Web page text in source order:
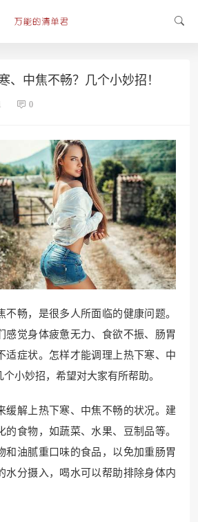
、中焦不畅？几个小妙招！
0
不畅，是很多人所面临的健康问题。
感觉身体疲惫无力、食欲不振、肠胃
适症状。怎样才能调理上热下寒、中
小妙招，希望对大家有所帮助。
缓解上热下寒、中焦不畅的状况。建
的食物，如蔬菜、水果、豆制品等。
和油腻重口味的食品，以免加重肠胃
水分摄入，喝水可以帮助排除身体内